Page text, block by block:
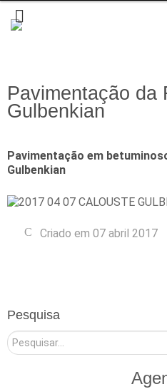
Pesquisa
Pesquisar
Pavimentação da
Gulbenkian
Pavimentação em
Gulbenkian
Criado em 07 abril 2017